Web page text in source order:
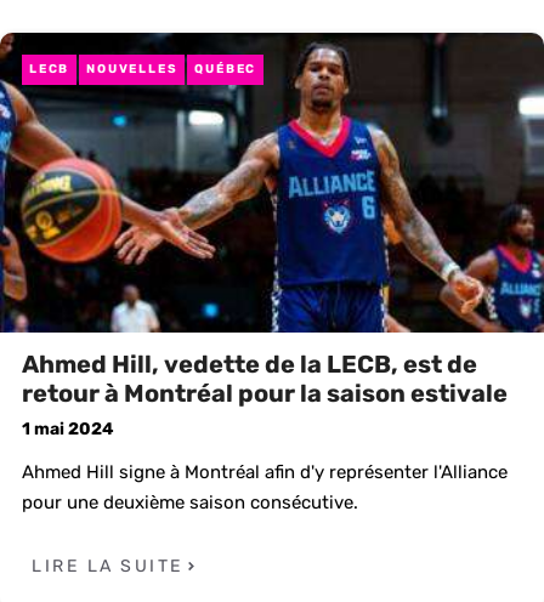
LECB NOUVELLES QUÉBEC
Ahmed Hill, vedette de la LECB, est de
retour à Montréal pour la saison estivale
1 mai 2024
Ahmed Hill signe à Montréal afin d'y représenter l'Alliance
pour une deuxième saison consécutive.
LIRE LA SUITE